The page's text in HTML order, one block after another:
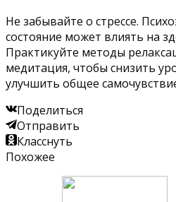
Не забывайте о стрессе.
состояние может влиять на
Практикуйте методы
медитация, чтобы снизить
улучшить общее
Поделиться
Отправить
Класснуть
Похожее